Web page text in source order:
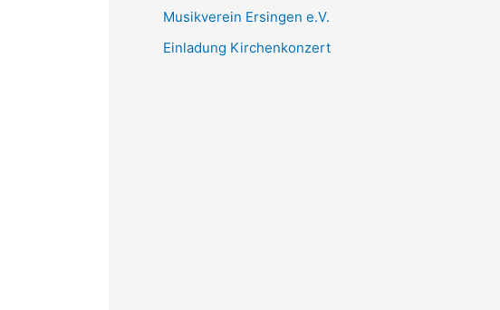
Musikverein Ersingen e.V.
Einladung Kirchenkonzert